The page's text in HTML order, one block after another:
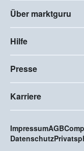
Über marktguru
Hilfe
Presse
Karriere
ImpressumAGB
Datenschutz